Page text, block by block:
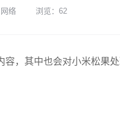
络 浏览：62
，其中也会对小米松果